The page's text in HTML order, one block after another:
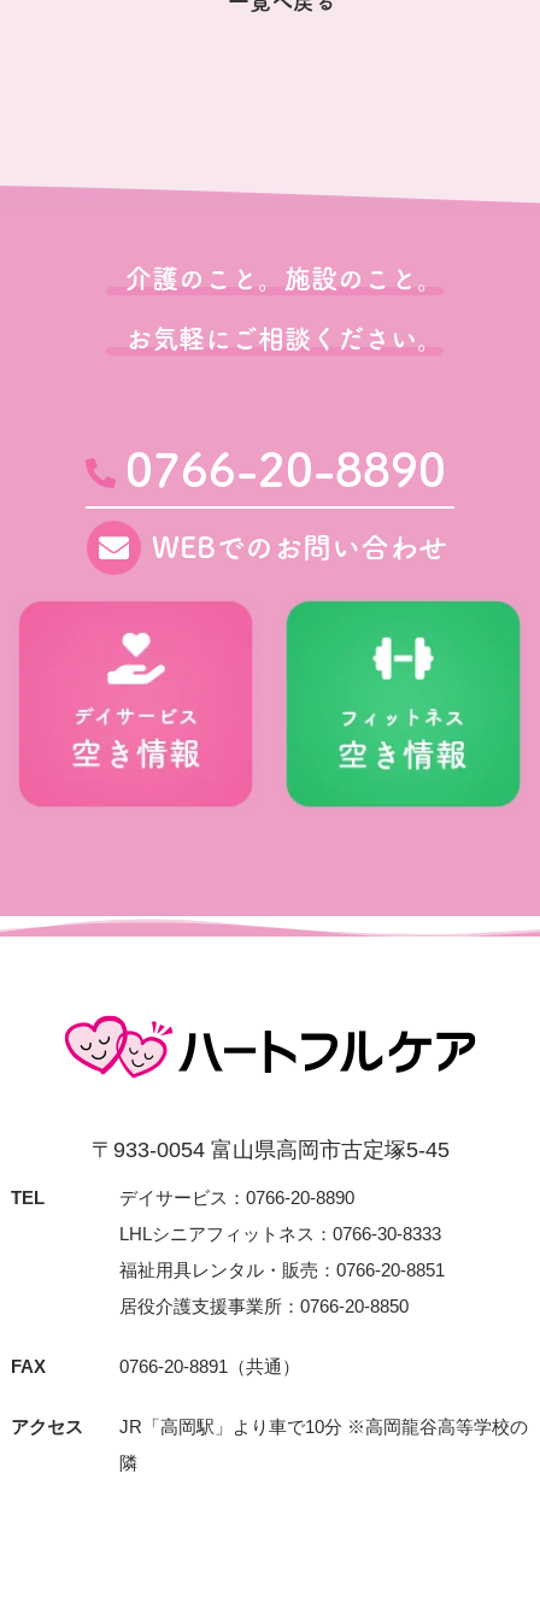
介護のこと。施設のこと。
お気軽にご相談ください。
0766-20-8890
WEBでのお問い合わせ
〒933-0054 富⼭県⾼岡市古定塚5-45
TEL
デイサービス：0766-20-8890
LHLシニアフィットネス：0766-30-8333
福祉用具レンタル・販売：0766-20-8851
居役介護支援事業所：0766-20-8850
FAX 0766-20-8891（共通）
アクセス
JR「⾼岡駅」より⾞で10分 ※⾼岡⿓⾕⾼等学校の
隣